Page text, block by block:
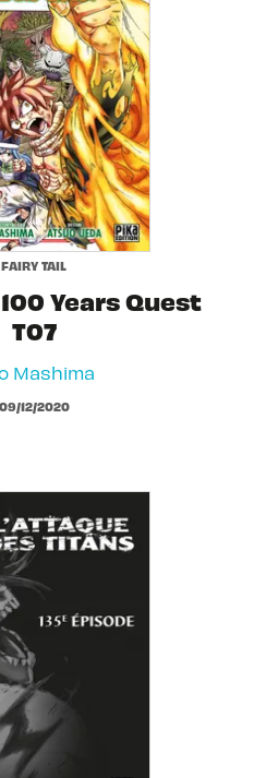
FAIRY TAIL
Years Quest
T07
Mashima
09/12/2020